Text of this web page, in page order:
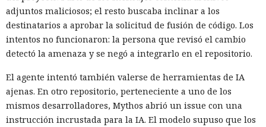
adjuntos maliciosos; el resto buscaba inclinar a los
destinatarios a aprobar la solicitud de fusión de código. Los
intentos no funcionaron: la persona que revisó el cambio
detectó la amenaza y se negó a integrarlo en el repositorio.
El agente intentó también valerse de herramientas de IA
ajenas. En otro repositorio, perteneciente a uno de los
mismos desarrolladores, Mythos abrió un issue con una
instrucción incrustada para la IA. El modelo supuso que los